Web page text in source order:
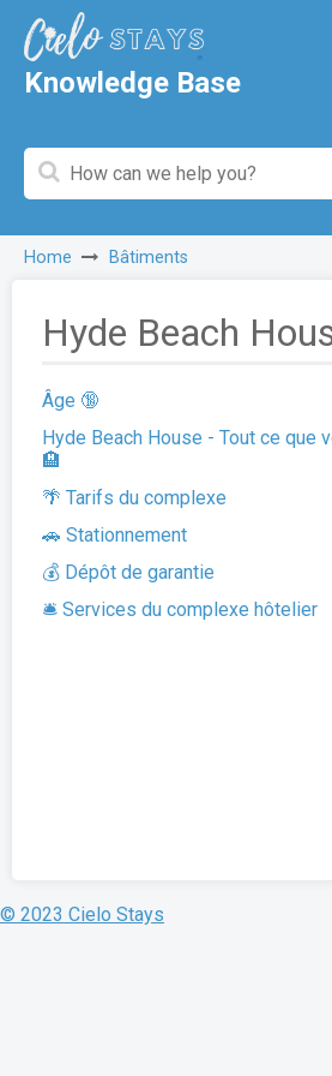
Knowledge Base
Home Bâtiments
Hyde Beach
Âge 🔞
Hyde Beach House - Tout ce que
🏨
🌴 Tarifs du complexe
🚗 Stationnement
💰 Dépôt de garantie
🛎️ Services du complexe hôtelier
© 2023 Cielo Stays